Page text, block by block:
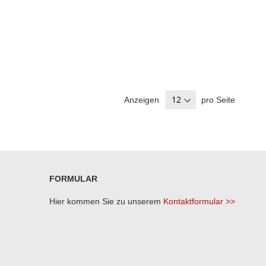
Anzeigen pro Seite
FORMULAR
Hier kommen Sie zu unserem Kontaktformular >>